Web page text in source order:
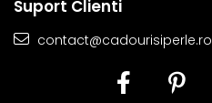
Suport Clienti
contact@cadourisiperle.ro